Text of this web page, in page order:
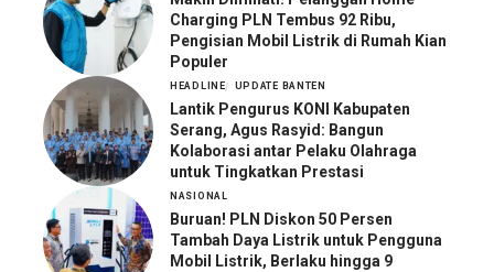
Charging PLN Tembus 92 Ribu,
Pengisian Mobil Listrik di Rumah Kian
Populer
HEADLINE UPDATE BANTEN
Lantik Pengurus KONI Kabupaten
Serang, Agus Rasyid: Bangun
Kolaborasi antar Pelaku Olahraga
untuk Tingkatkan Prestasi
NASIONAL
Buruan! PLN Diskon 50 Persen
Tambah Daya Listrik untuk Pengguna
Mobil Listrik, Berlaku hingga 9